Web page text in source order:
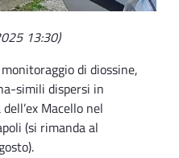
13:30)
di diossine,
simili dispersi in
Macello nel
(si rimanda al